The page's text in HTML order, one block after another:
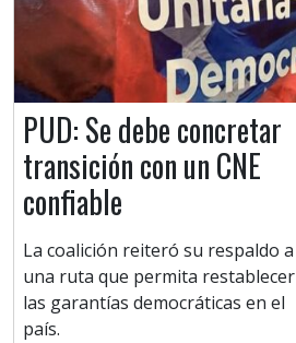
PUD: Se debe concretar
transición con un CNE
confiable
La coalición reiteró su respaldo a
una ruta que permita restablecer
las garantías democráticas en el
país.